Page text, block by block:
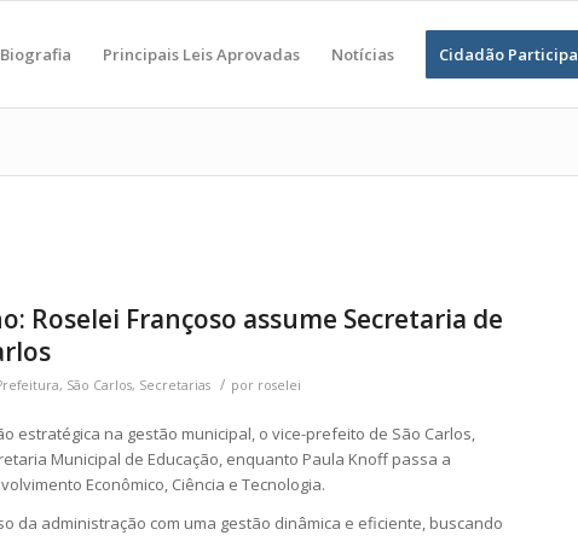
Biografia Principais Leis Aprovadas Notícias Cidadão Participa
Roselei Françoso assume Secretaria de
, São Carlos, Secretarias / por roselei
estratégica na gestão municipal, o vice-prefeito de São Carlos,
Municipal de Educação, enquanto Paula Knoff passa a
Econômico, Ciência e Tecnologia.
da administração com uma gestão dinâmica e eficiente, buscando